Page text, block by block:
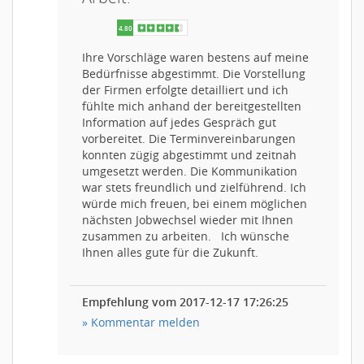
5.00
Ihre Vorschläge waren bestens auf meine
Bedürfnisse abgestimmt. Die Vorstellung
der Firmen erfolgte detailliert und ich
fühlte mich anhand der bereitgestellten
Information auf jedes Gespräch gut
vorbereitet. Die Terminvereinbarungen
konnten zügig abgestimmt und zeitnah
umgesetzt werden. Die Kommunikation
war stets freundlich und zielführend. Ich
würde mich freuen, bei einem möglichen
nächsten Jobwechsel wieder mit Ihnen
zusammen zu arbeiten. Ich wünsche
Ihnen alles gute für die Zukunft.
Empfehlung vom 2017-12-17 17:26:25
» Kommentar melden